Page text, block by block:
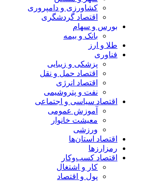
کشاورزی و دامپروری
اقتصاد گردشگری
بورس و سهام
بانک و بیمه
طلا و ارز
فناوری
پزشکی و زیبایی
اقتصاد حمل و نقل
اقتصاد انرژی
نفت و پتروشیمی
اقتصاد سیاسی و اجتماعی
آموزش عمومی
معیشت خانوار
ورزشی
اقتصاد استان‌ها
رمزارزها
اقتصاد کسب‌و‌کار
کار و اشتغال
پول و اقتصاد